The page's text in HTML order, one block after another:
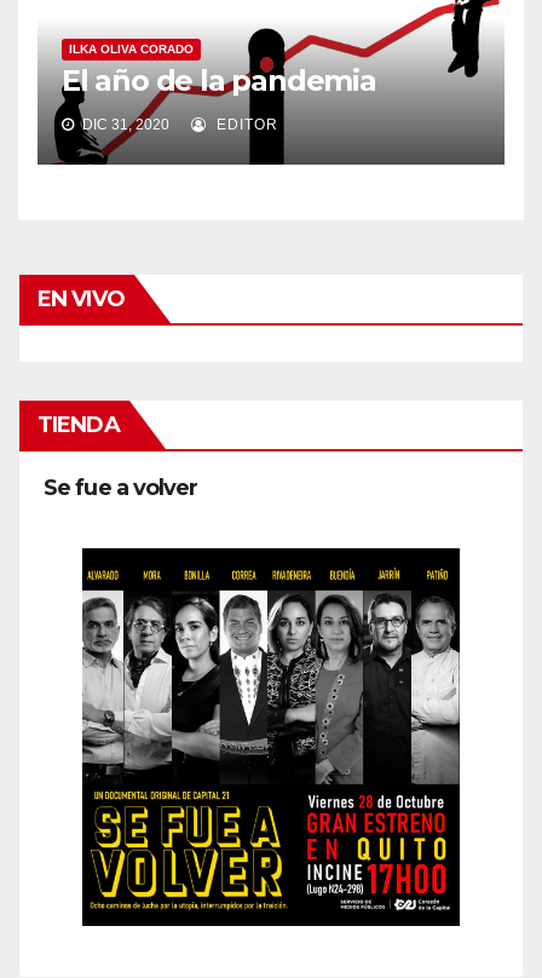
ILKA OLIVA CORADO
El año de la pandemia
DIC 31, 2020 EDITOR
EN VIVO
TIENDA
Se fue a volver